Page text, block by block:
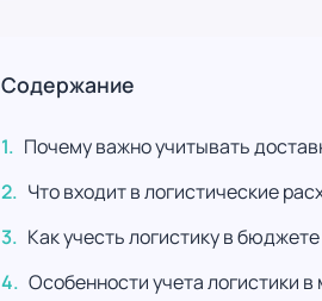
Содержание
Почему важно учитывать
Что входит в логистические
Как учесть логистику в
Особенности учета логистики